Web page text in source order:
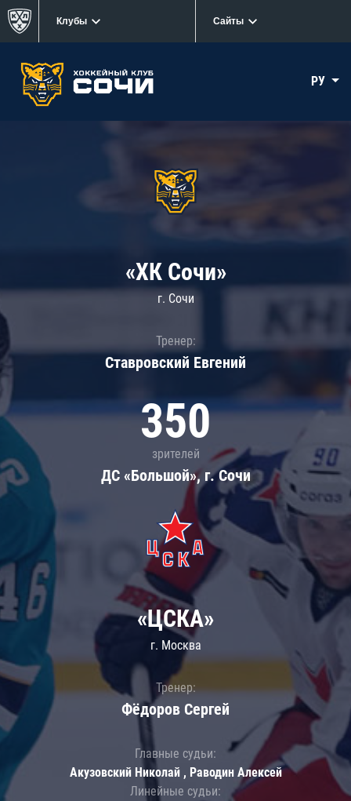
Клубы Сайты
РУ
«ХК Сочи»
г. Сочи
Тренер:
Ставровский Евгений
350
зрителей
ДС «Большой», г. Сочи
«ЦСКА»
г. Москва
Тренер:
Фёдоров Сергей
Главные судьи:
Акузовский Николай , Раводин Алексей
Линейные судьи: